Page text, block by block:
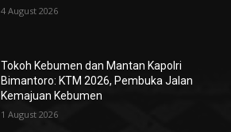
4 August 2026
Tokoh Kebumen dan Mantan Kapolri
Bimantoro: KTM 2026, Pembuka Jalan
Kemajuan Kebumen
1 August 2026